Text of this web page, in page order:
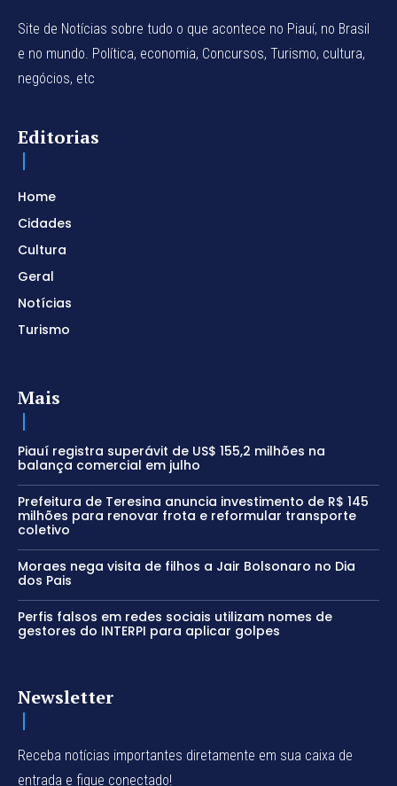
Site de Notícias sobre tudo o que acontece no Piauí, no Brasil
e no mundo. Política, economia, Concursos, Turismo, cultura,
negócios, etc
Editorias
Home
Cidades
Cultura
Geral
Notícias
Turismo
Mais
Piauí registra superávit de US$ 155,2 milhões na
balança comercial em julho
Prefeitura de Teresina anuncia investimento de R$ 145
milhões para renovar frota e reformular transporte
coletivo
Moraes nega visita de filhos a Jair Bolsonaro no Dia
dos Pais
Perfis falsos em redes sociais utilizam nomes de
gestores do INTERPI para aplicar golpes
Newsletter
Receba notícias importantes diretamente em sua caixa de
entrada e fique conectado!